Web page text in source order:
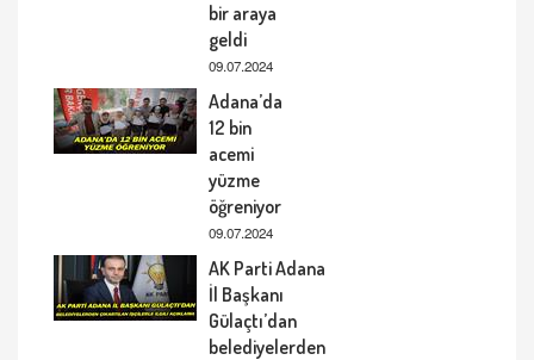
bir araya
geldi
09.07.2024
Adana’da
12 bin
acemi
yüzme
öğreniyor
09.07.2024
AK Parti Adana
İl Başkanı
Gülaçtı’dan
belediyelerden